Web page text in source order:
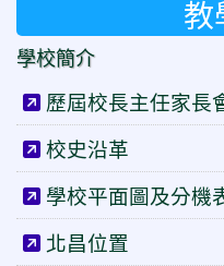
教
學校簡介
歷屆校長主任家長
校史沿革
學校平面圖及分機
北昌位置